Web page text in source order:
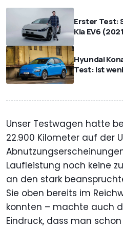
Erster Test:
Kia EV6
Hyundai
Test: Ist
Unser Testwagen hatte
22.900 Kilometer auf der
Laufleistung noch keine
an den stark
Sie oben bereits im
konnten – machte auch
Eindruck, dass man